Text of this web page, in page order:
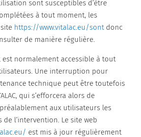
sont susceptibles d’être
à tout moment, les
https://www.vitalac.eu/sont donc
de manière régulière.
est normalement accessible à tout
Une interruption pour
technique peut être toutefois
qui s’efforcera alors de
aux utilisateurs les
de l’intervention. Le site web
est mis à jour régulièrement